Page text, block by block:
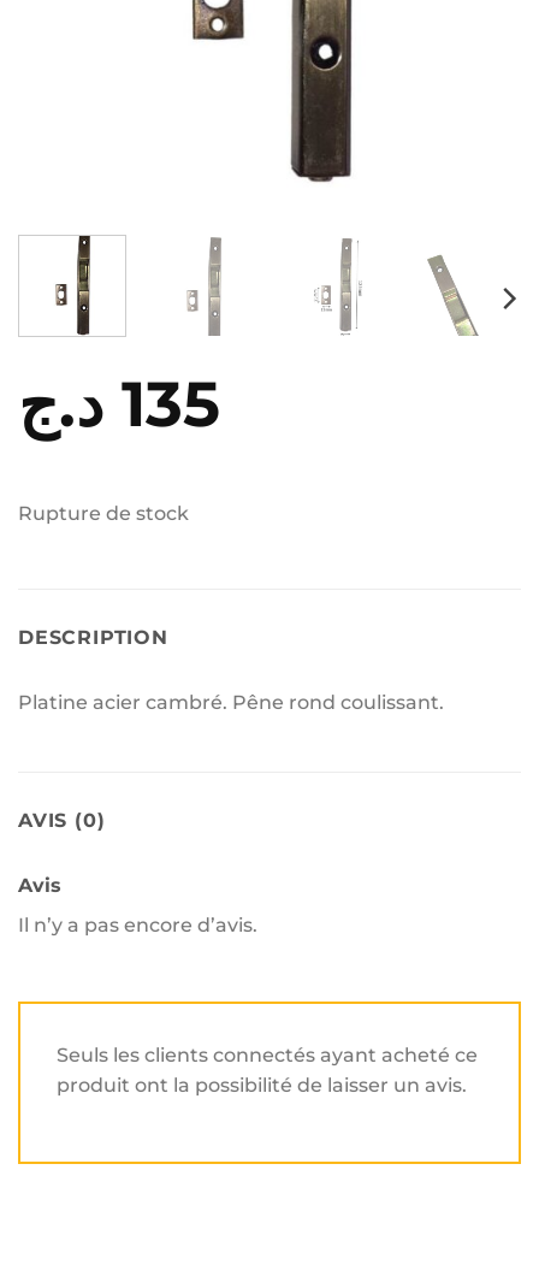
135 د.ج
Rupture de stock
DESCRIPTION
Platine acier cambré. Pêne rond coulissant.
AVIS (0)
Avis
Il n’y a pas encore d’avis.
Seuls les clients connectés ayant acheté ce
produit ont la possibilité de laisser un avis.